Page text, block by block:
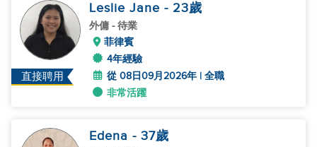
直接聘用
Leslie Jane - 23歲
外傭 - 待業
菲律賓
4年經驗
從 08日09月2026年 | 全職
非常活躍
Edena - 37歲